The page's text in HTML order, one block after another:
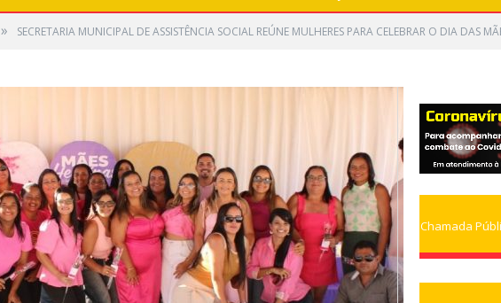
» SECRETARIA MUNICIPAL DE ASSISTÊNCIA SOCIAL REÚNE MULHERES PARA CELEBRAR O DIA DAS
Chamada